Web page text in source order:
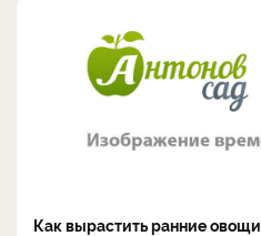
Как вырастить ранние овощи